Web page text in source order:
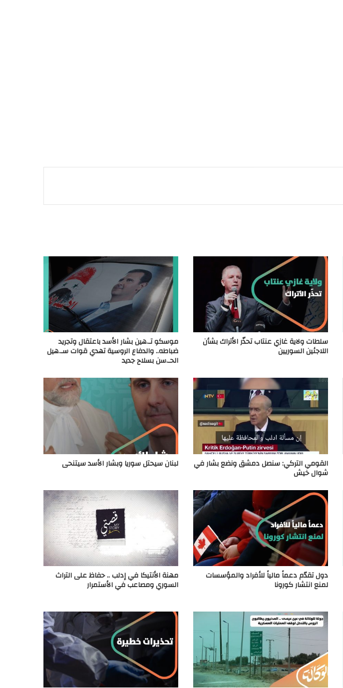
سلطات ولاية غازي عنتاب تحذّر الأتراك بشأن
اللاجئين السوريين
موسكو تـ.هين بشار الأسد باعتقال وتجريد
ضباطه.. والدفاع الروسية تهدي قوات سـ.هيل
الحـ.سن بسلاح جديد
القومي التركي: سنصل دمشق ونضع بشار في
شوال خيش
لبنان سيحتل سوريا وبشار الأسد سيتنحى
دول تقدّم دعماً مالياً للأفراد والمؤسسات
لمنع انتشار كورونا
مهنة الأنتيكا في إدلب .. حفاظ على التراث
السوري ومصاعب في الأستمرار